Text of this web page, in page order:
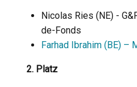
Nicolas Ries (NE) -
de-Fonds
Farhad Ibrahim (BE) –
2. Platz